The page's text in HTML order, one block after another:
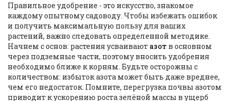
Правильное удобрение - это искусство, знакомое
каждому опытному садоводу. Чтобы избежать ошибок
и получить максимальную пользу для ваших
растений, важно следовать определенной методике.
Начнем с основ: растения усваивают азот в основном
через подземные части, поэтому вносить удобрения
необходимо ближе к корням. Будьте осторожны с
количеством: избыток азота может быть даже вреднее,
чем его недостаток. Помните, перегрузка почвы азотом
приводит к ускорению роста зелёной массы в ущерб